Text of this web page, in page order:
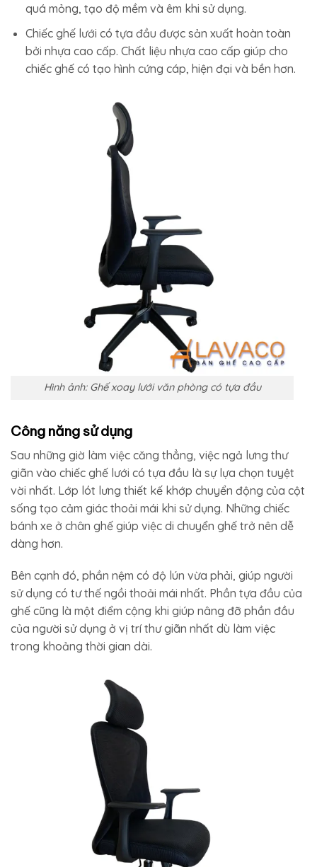
quá mỏng, tạo độ mềm và êm khi sử dụng.
Chiếc ghế lưới có tựa đầu được sản xuất hoàn toàn
bởi nhựa cao cấp. Chất liệu nhựa cao cấp giúp cho
chiếc ghế có tạo hình cứng cáp, hiện đại và bền hơn.
Hình ảnh: Ghế xoay lưới văn phòng có tựa đầu
Công năng sử dụng
Sau những giờ làm việc căng thẳng, việc ngả lưng thư
giãn vào chiếc ghế lưới có tựa đầu là sự lựa chọn tuyệt
vời nhất. Lớp lót lưng thiết kế khớp chuyển động của cột
sống tạo cảm giác thoải mái khi sử dụng. Những chiếc
bánh xe ở chân ghế giúp việc di chuyển ghế trở nên dễ
dàng hơn.
Bên cạnh đó, phần nệm có độ lún vừa phải, giúp người
sử dụng có tư thế ngồi thoải mái nhất. Phần tựa đầu của
ghế cũng là một điểm cộng khi giúp nâng đỡ phần đầu
của người sử dụng ở vị trí thư giãn nhất dù làm việc
trong khoảng thời gian dài.